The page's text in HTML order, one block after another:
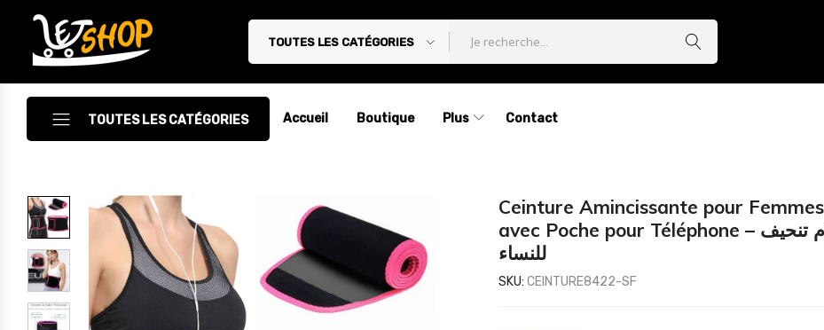
Letshop.dz
TOUTES LES CATÉGORIES
TOUTES LES CATÉGORIES
Accessoires
Accessoires Auto/Moto
Accessoires PC
Camping & Randonnée
Cuisine
Accueil Boutique Plus Contact
Ceinture Amincissante pour Femmes
avec Poche pour Téléphone – حزام تنحيف
للنساء
SKU: CEINTURE8422-SF